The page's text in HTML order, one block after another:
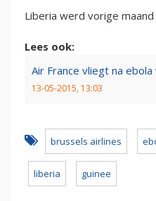
Liberia werd vorige
Lees ook:
Air France vliegt na
13-05-2015, 13:03
brussels airlines
liberia guinee